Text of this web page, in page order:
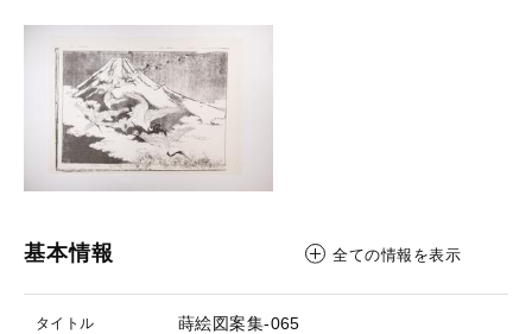
基本情報 全ての情報を表示
タイトル 蒔絵図案集-065